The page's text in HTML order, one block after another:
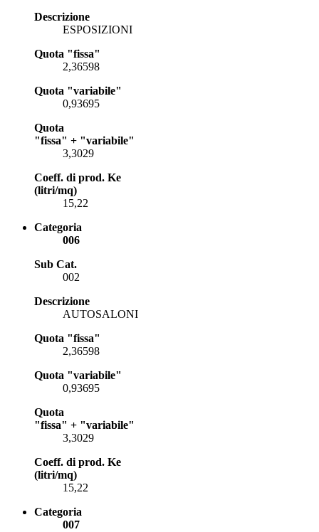
Descrizione
ESPOSIZIONI
Quota "fissa"
2,36598
Quota "variabile"
0,93695
Quota
"fissa" + "variabile"
3,3029
Coeff. di prod. Ke
(litri/mq)
15,22
Categoria
006
Sub Cat.
002
Descrizione
AUTOSALONI
Quota "fissa"
2,36598
Quota "variabile"
0,93695
Quota
"fissa" + "variabile"
3,3029
Coeff. di prod. Ke
(litri/mq)
15,22
Categoria
007